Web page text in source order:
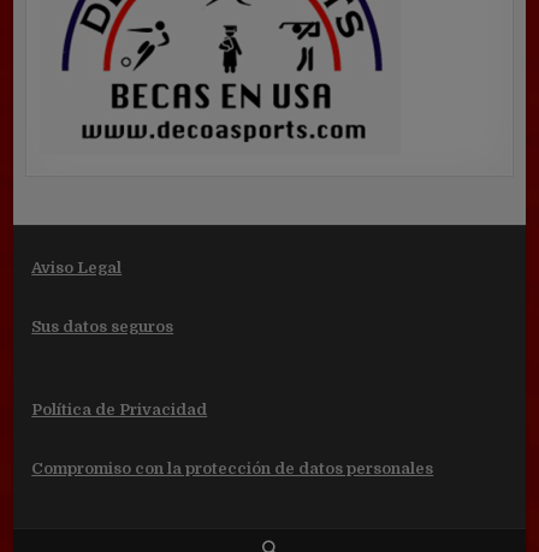
Aviso Legal
Sus datos seguros
Política de Privacidad
Compromiso con la protección de datos personales